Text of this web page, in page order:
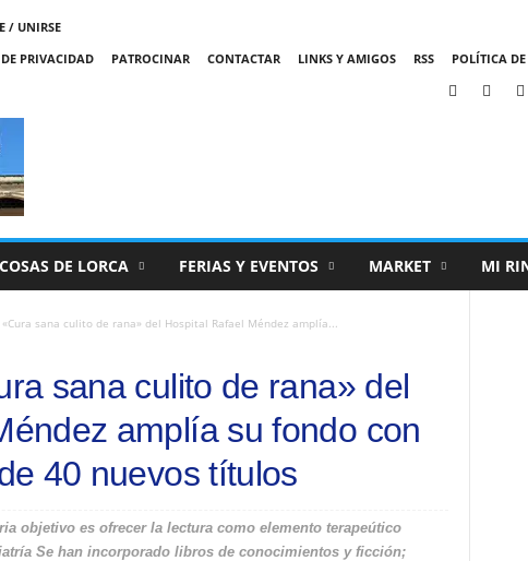
/ UNIRSE
PRIVACIDAD PATROCINAR CONTACTAR LINKS Y AMIGOS RSS POLÍTICA
COSAS DE LORCA FERIAS Y EVENTOS MARKET MI
sana culito de rana» del Hospital Rafael Méndez amplía...
sana culito de rana» del
amplía su fondo con
40 nuevos títulos
objetivo es ofrecer la lectura como elemento terapeútico
Se han incorporado libros de conocimientos y ficción;